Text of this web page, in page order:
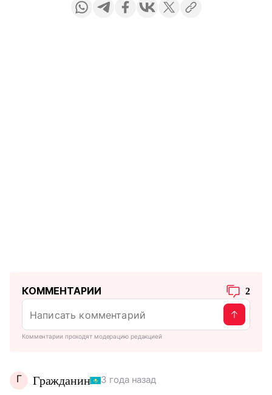
КОММЕНТАРИИ 2
Комментарии проходят модерацию редакцией
Г Гражданин 3 года назад